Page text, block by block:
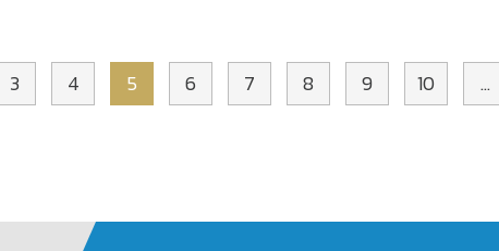
3 4 5 6 7 8 9 10 ...